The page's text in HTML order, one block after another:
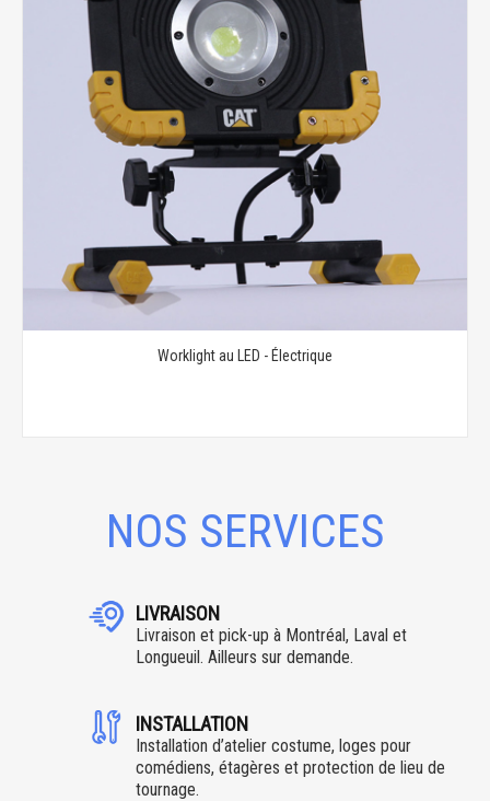
Worklight au LED - Électrique
NOS SERVICES
LIVRAISON
Livraison et pick-up à Montréal, Laval et
Longueuil. Ailleurs sur demande.
INSTALLATION
Installation d’atelier costume, loges pour
comédiens, étagères et protection de lieu de
tournage.